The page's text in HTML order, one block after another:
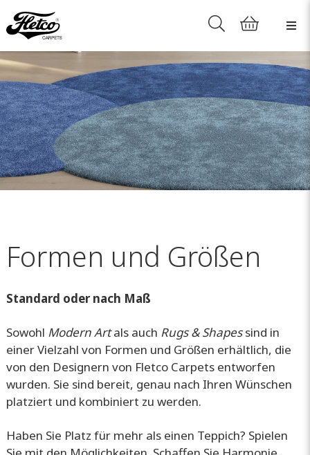
Formen und Größen
Standard oder nach Maß
Sowohl Modern Artals auch Rugs & Shapessind in
einer Vielzahl von Formen und Größen erhältlich, die
von den Designern von Fletco Carpets entworfen
wurden. Sie sind bereit, genau nach Ihren Wünschen
platziert und kombiniert zu werden.
Haben Sie Platz für mehr als einen Teppich? Spielen